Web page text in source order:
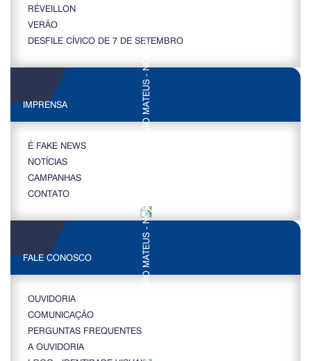
RÉVEILLON
VERÃO
DESFILE CÍVICO DE 7 DE SETEMBRO
IMPRENSA
É FAKE NEWS
NOTÍCIAS
CAMPANHAS
CONTATO
FALE CONOSCO
OUVIDORIA
COMUNICAÇÃO
PERGUNTAS FREQUENTES
A OUVIDORIA